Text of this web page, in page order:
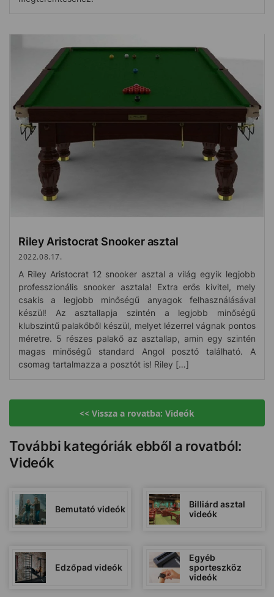
Riley Aristocrat Snooker asztal
2022.08.17.
A Riley Aristocrat 12 snooker asztal a világ egyik legjobb
professzionális snooker asztala! Extra erős kivitel, mely
csakis a legjobb minőségű anyagok felhasználásával
készül! Az asztallapja szintén a legjobb minőségű
klubszintű palakőből készül, melyet lézerrel vágnak pontos
méretre. 5 részes palakő az asztallap, amin egy szintén
magas minőségű standard Angol posztó található. A
csomag tartalmazza a posztót is! Riley […]
<< Vissza a rovatba: Videók
További kategóriák ebből a rovatból:
Videók
Bemutató videók
Billiárd asztal
videók
Edzőpad videók
Egyéb
sporteszköz
videók